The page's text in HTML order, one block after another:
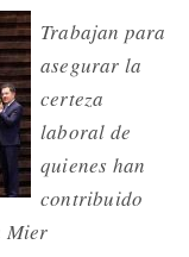
Trabajan para
asegurar la
certeza
laboral de
quienes han
contribuido
Mier